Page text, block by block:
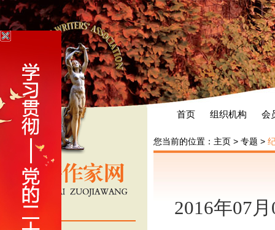
首页 组织机构 会
您当前的位置： 主页 > 专题 >
2016年07